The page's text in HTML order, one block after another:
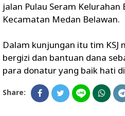
jalan Pulau Seram Kelurahan
Kecamatan Medan Belawan.
Dalam kunjungan itu tim KSJ
bergizi dan bantuan dana
para donatur yang baik hati di
Share: